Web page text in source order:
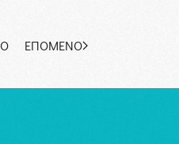
ΕΠΌΜΕΝΟ